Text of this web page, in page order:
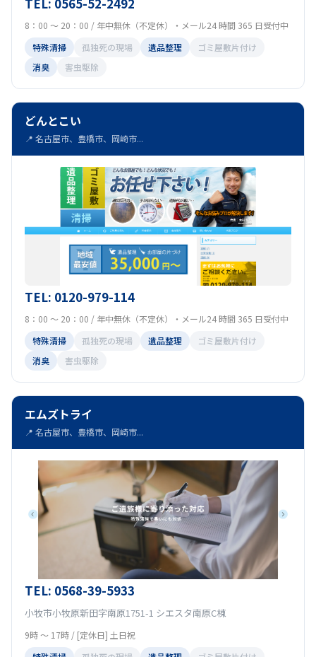
8：00 ～ 20：00 / 年中無休（不定休）・メール24 時間 365 日受付中
特殊清掃
孤独死の現場 遺品整理
ゴミ屋敷片付け
消臭
害虫駆除
どんとこい
📍 名古屋市、豊橋市、岡崎市...
TEL: 0120-979-114
8：00 ～ 20：00 / 年中無休（不定休）・メール24 時間 365 日受付中
特殊清掃
孤独死の現場 遺品整理
ゴミ屋敷片付け
消臭
害虫駆除
エムズトライ
📍 名古屋市、豊橋市、岡崎市...
TEL: 0568-39-5933
小牧市小牧原新田字南原1751-1 シエスタ南原C棟
9時 〜 17時 / [定休日] 土日祝